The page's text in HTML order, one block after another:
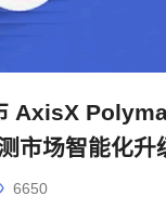
AxisX
市场智能化升
6650